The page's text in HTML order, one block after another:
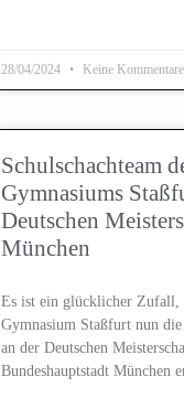
28/04/2024 Keine Kommentare
Schulschachteam
Gymnasiums
Deutschen
München
Es ist ein glücklicher Zufall,
Gymnasium Staßfurt nun
an der Deutschen
Bundeshauptstadt München